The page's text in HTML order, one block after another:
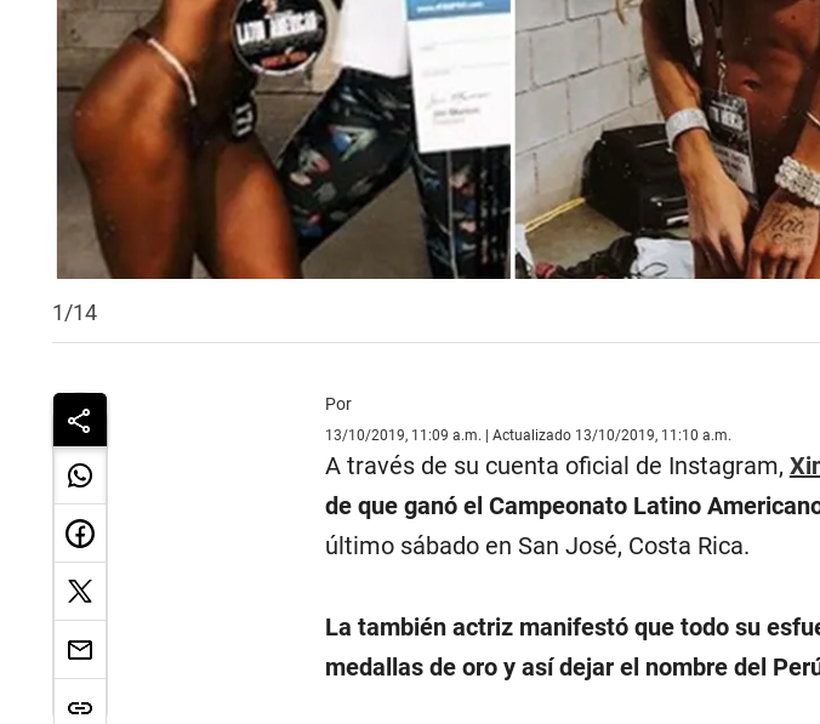
1/14
Por
13/10/2019, 11:09 a.m. | Actualizado 13/10/2019, 11:10 a.m.
A través de su cuenta oficial de Instagram,
de que ganó el Campeonato Latino
último sábado en San José, Costa Rica.
La también actriz manifestó que todo su
medallas de oro y así dejar el nombre del